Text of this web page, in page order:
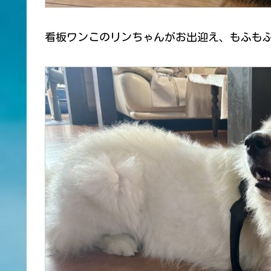
看板ワンこのリンちゃんがお出迎え、もふも